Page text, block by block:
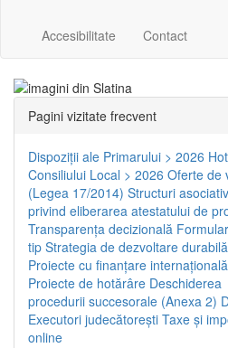
Accesibilitate Contact
Pagini vizitate frecvent
Dispoziţii ale Primarului > 2026
Consiliului Local > 2026 Oferte de
(Legea 17/2014) Structuri
privind eliberarea atestatului de
Transparenţa decizională
tip Strategia de dezvoltare durabilă
Proiecte cu finanţare internaţională
Proiecte de hotărâre Deschiderea
procedurii succesorale (Anexa 2)
Executori judecătorești Taxe şi
online